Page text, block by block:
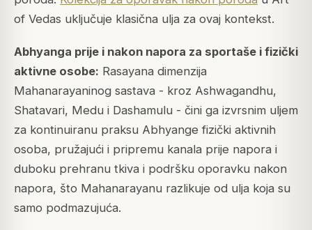
of Vedas uključuje klasična ulja za ovaj kontekst.
Abhyanga prije i nakon napora za sportaše i fizički
aktivne osobe: Rasayana dimenzija
Mahanarayaninog sastava - kroz Ashwagandhu,
Shatavari, Medu i Dashamulu - čini ga izvrsnim uljem
za kontinuiranu praksu Abhyange fizički aktivnih
osoba, pružajući i pripremu kanala prije napora i
duboku prehranu tkiva i podršku oporavku nakon
napora, što Mahanarayanu razlikuje od ulja koja su
samo podmazujuća.